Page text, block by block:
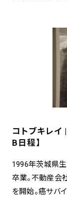
コトブキレ
B日程】
1996年茨城県
卒業。不動産会
を開始。癌サバ